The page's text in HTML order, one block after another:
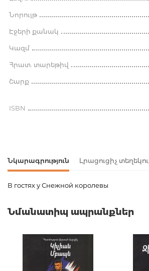
Նորույթ
Էջերի քանակ
Կազմ
Հրատ. տարեթիվ
Շարք
ISBN
Նկարագրություն Լրացուցիչ
В гостях у Снежной королевы
Քաշ
Հրատարակիչ
Նմանատիպ ապրանքներ